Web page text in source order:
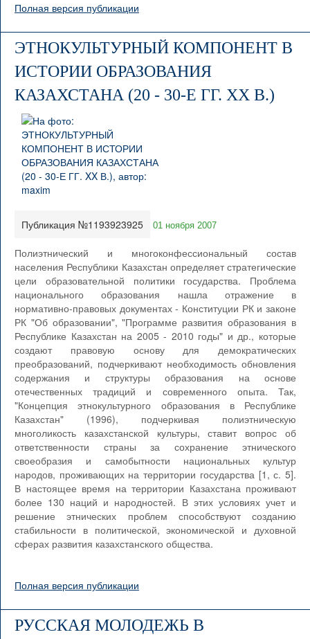
Полная версия публикации
ЭТНОКУЛЬТУРНЫЙ КОМПОНЕНТ В
ИСТОРИИ ОБРАЗОВАНИЯ
КАЗАХСТАНА (20 - 30-Е ГГ. XX В.)
Публикация №1193923925 01 ноября 2007
Полиэтнический и многоконфессиональный состав
населения Республики Казахстан определяет стратегические
цели образовательной политики государства. Проблема
национального образования нашла отражение в
нормативно-правовых документах - Конституции РК и законе
РК "Об образовании", "Программе развития образования в
Республике Казахстан на 2005 - 2010 годы" и др., которые
создают правовую основу для демократических
преобразований, подчеркивают необходимость обновления
содержания и структуры образования на основе
отечественных традиций и современного опыта. Так,
"Концепция этнокультурного образования в Республике
Казахстан" (1996), подчеркивая полиэтническую
многоликость казахстанской культуры, ставит вопрос об
ответственности страны за сохранение этнического
своеобразия и самобытности национальных культур
народов, проживающих на территории государства [1, с. 5].
В настоящее время на территории Казахстана проживают
более 130 наций и народностей. В этих условиях учет и
решение этнических проблем способствуют созданию
стабильности в политической, экономической и духовной
сферах развития казахстанского общества.
Полная версия публикации
РУССКАЯ МОЛОДЕЖЬ В